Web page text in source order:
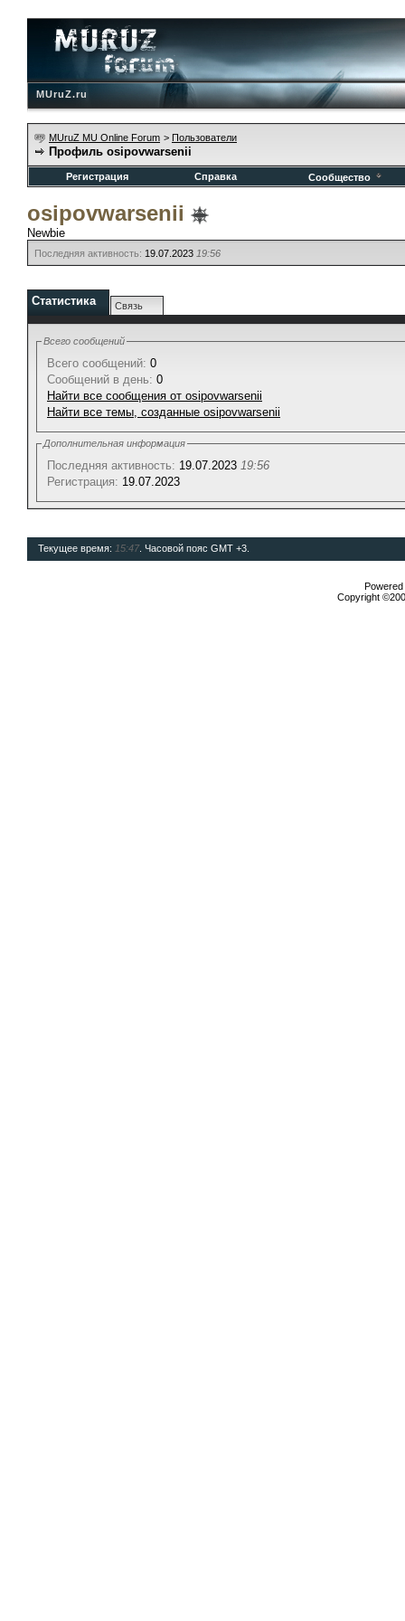
MUruZ.ru
MUruZ MU Online Forum > Пользователи
Профиль osipovwarsenii
Регистрация Справка Сообщество
osipovwarsenii
Newbie
Последняя активность: 19.07.2023 19:56
Статистика Связь
Всего сообщений
Всего сообщений: 0
Сообщений в день: 0
Найти все сообщения от osipovwarsenii
Найти все темы, созданные osipovwarsenii
Дополнительная информация
Последняя активность: 19.07.2023 19:56
Регистрация: 19.07.2023
Текущее время: 15:47. Часовой пояс GMT +3.
Copyright